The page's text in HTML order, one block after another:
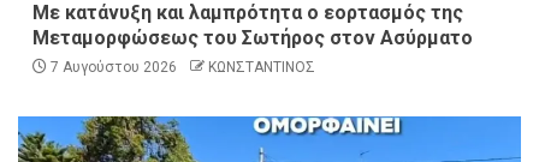
Με κατάνυξη και λαμπρότητα ο εορτασμός της
Μεταμορφώσεως του Σωτήρος στον Ασύρματο
7 Αυγούστου 2026 ΚΩΝΣΤΑΝΤΙΝΟΣ